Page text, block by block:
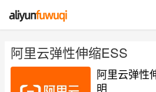
阿里云弹性伸缩ESS
阿里云弹性
明